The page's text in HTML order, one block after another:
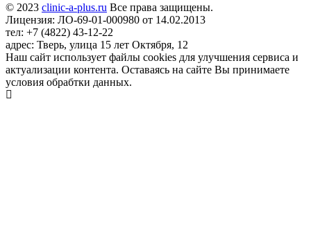
© 2023 clinic-a-plus.ru Все права защищены.
Лицензия: ЛО-69-01-000980 от 14.02.2013
тел: +7 (4822) 43-12-22
адрес: Тверь, улица 15 лет Октября, 12
Наш сайт использует файлы cookies для улучшения сервиса и
актуализации контента. Оставаясь на сайте Вы принимаете
условия обрабтки данных.